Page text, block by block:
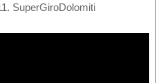
SuperGiroDolomiti